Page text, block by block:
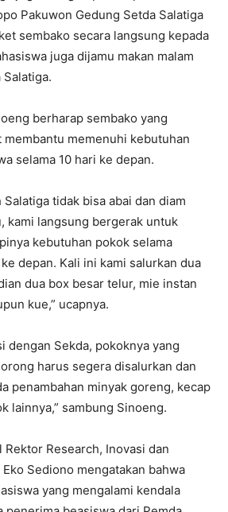
Pakuwon Gedung Setda Salatiga
sembako secara langsung kepada
juga dijamu makan malam
Salatiga.
berharap sembako yang
memenuhi kebutuhan
selama 10 hari ke depan.
tidak bisa abai dan diam
kami langsung bergerak untuk
kebutuhan pokok selama
depan. Kali ini kami salurkan dua
dua box besar telur, mie instan
kue,” ucapnya.
dengan Sekda, pokoknya yang
harus segera disalurkan dan
penambahan minyak goreng, kecap
lainnya,” sambung Sinoeng.
Rektor Research, Inovasi dan
Sediono mengatakan bahwa
yang mengalami kendala